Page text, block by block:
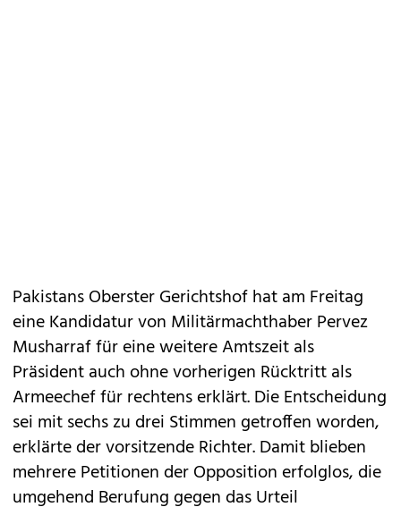
Pakistans Oberster Gerichtshof hat am Freitag
eine Kandidatur von Militärmachthaber Pervez
Musharraf für eine weitere Amtszeit als
Präsident auch ohne vorherigen Rücktritt als
Armeechef für rechtens erklärt. Die Entscheidung
sei mit sechs zu drei Stimmen getroffen worden,
erklärte der vorsitzende Richter. Damit blieben
mehrere Petitionen der Opposition erfolglos, die
umgehend Berufung gegen das Urteil